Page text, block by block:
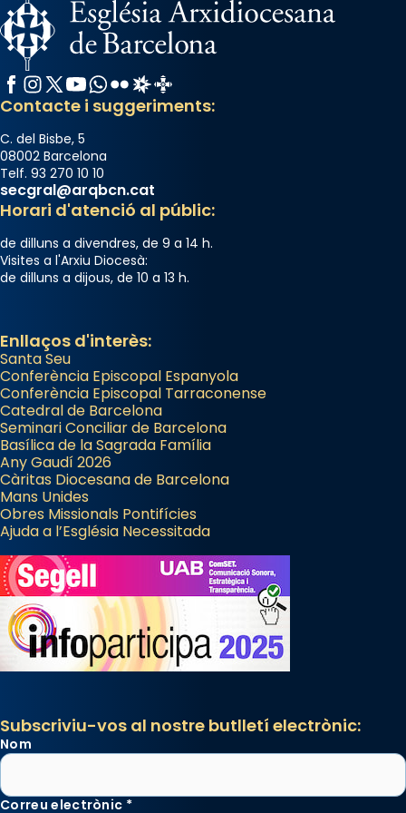
Des de 1985 hi participa també un grup de
diablesses amb música i ball propis. Festa
gran a Mataró.
«Si vols saber què és calor, ves per les
Santes a Mataró»🥵.
Photo
View on Facebook
Facebook
Instagram
X / Twitter
YouTube
WhatsApp
FlickrRadio Estel
Catalunya Cristiana
Contacte i suggeriments:
C. del Bisbe, 5
08002 Barcelona
Telf. 93 270 10 10
secgral@arqbcn.cat
Horari d'atenció al públic:
de dilluns a divendres, de 9 a 14 h.
Visites a l'Arxiu Diocesà:
de dilluns a dijous, de 10 a 13 h.
Enllaços d'interès:
Santa Seu
Conferència Episcopal Espanyola
Conferència Episcopal Tarraconense
Catedral de Barcelona
Seminari Conciliar de Barcelona
Basílica de la Sagrada Família
Any Gaudí 2026
Càritas Diocesana de Barcelona
Mans Unides
Obres Missionals Pontifícies
Ajuda a l’Església Necessitada
Subscriviu-vos al nostre butlletí electrònic:
Nom
Correu electrònic *